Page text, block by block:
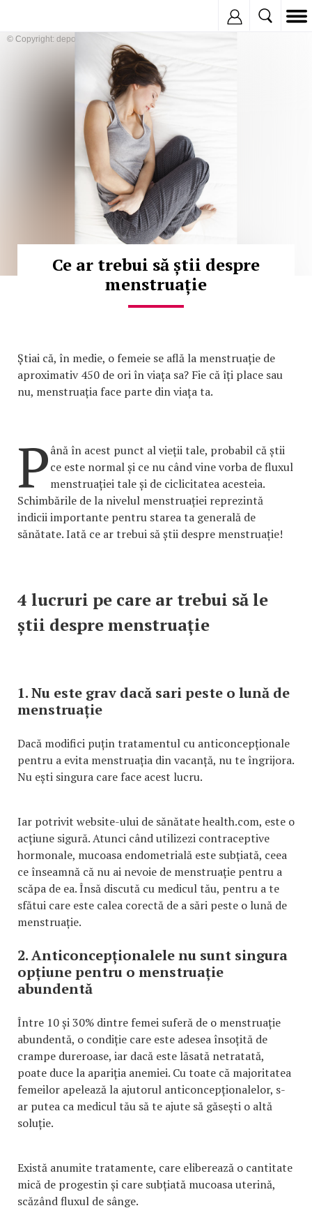
© Copyright: depositphotos
Ce ar trebui să știi despre
menstruație
Știai că, în medie, o femeie se află la menstruație de
aproximativ 450 de ori în viața sa? Fie că îți place sau
nu, menstruația face parte din viața ta.
Până în acest punct al vieții tale, probabil că știi
ce este normal și ce nu când vine vorba de fluxul
menstruației tale și de ciclicitatea acesteia.
Schimbările de la nivelul menstruației reprezintă
indicii importante pentru starea ta generală de
sănătate. Iată ce ar trebui să știi despre menstruație!
4 lucruri pe care ar trebui să le
știi despre menstruație
1. Nu este grav dacă sari peste o lună de
menstruație
Dacă modifici puțin tratamentul cu anticoncepționale
pentru a evita menstruația din vacanță, nu te îngrijora.
Nu ești singura care face acest lucru.
Iar potrivit website-ului de sănătate health.com, este o
acțiune sigură. Atunci când utilizezi contraceptive
hormonale, mucoasa endometrială este subțiată, ceea
ce înseamnă că nu ai nevoie de menstruație pentru a
scăpa de ea. Însă discută cu medicul tău, pentru a te
sfătui care este calea corectă de a sări peste o lună de
menstruație.
2. Anticoncepționalele nu sunt singura
opțiune pentru o menstruație
abundentă
Între 10 și 30% dintre femei suferă de o menstruație
abundentă, o condiție care este adesea însoțită de
crampe dureroase, iar dacă este lăsată netratată,
poate duce la apariția anemiei. Cu toate că majoritatea
femeilor apelează la ajutorul anticoncepționalelor, s-
ar putea ca medicul tău să te ajute să găsești o altă
soluție.
Există anumite tratamente, care eliberează o cantitate
mică de progestin și care subțiată mucoasa uterină,
scăzând fluxul de sânge.